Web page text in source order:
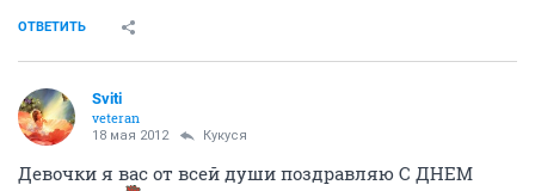
ОТВЕТИТЬ
Sviti
veteran
18 мая 2012 Кукуся
Девочки я вас от всей души поздравляю С ДНЕМ